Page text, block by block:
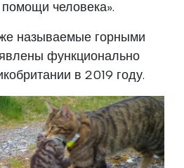
человека».
называемые горными
функционально
в 2019 году.